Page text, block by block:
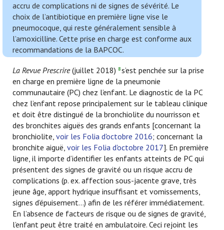
accru de complications ni de signes de sévérité. Le
choix de l’antibiotique en première ligne vise le
pneumocoque, qui reste généralement sensible à
l’amoxicilline. Cette prise en charge est conforme aux
recommandations de la BAPCOC.
La Revue Prescrire(juillet 2018) 8s’est penchée sur la prise
en charge en première ligne de la pneumonie
communautaire (PC) chez l’enfant. Le diagnostic de la PC
chez l’enfant repose principalement sur le tableau clinique
et doit être distingué de la bronchiolite du nourrisson et
des bronchites aiguës des grands enfants [concernant la
bronchiolite, voir les Folia d'octobre 2016; concernant la
bronchite aiguë, voir les Folia d'octobre 2017]. En première
ligne, il importe d’identifier les enfants atteints de PC qui
présentent des signes de gravité ou un risque accru de
complications (p. ex. affection sous-jacente grave, très
jeune âge, apport hydrique insuffisant et vomissements,
signes d’épuisement…) afin de les référer immédiatement.
En l’absence de facteurs de risque ou de signes de gravité,
l’enfant peut être traité en ambulatoire. Ceci rejoint les